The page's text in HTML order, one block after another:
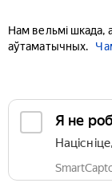
Нам вельмі шкада,
аўтаматычных.
Я не